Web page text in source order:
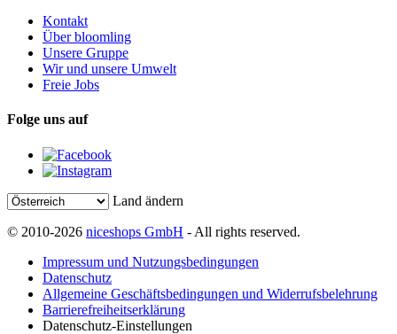
Kontakt
Über bloomling
Unsere Gruppe
Wir und unsere Umwelt
Freie Jobs
Folge uns auf
Land ändern
© 2010-2026 niceshops GmbH - All rights reserved.
Impressum und Nutzungsbedingungen
Datenschutz
Allgemeine Geschäftsbedingungen und Widerrufsbelehrung
Barrierefreiheitserklärung
Datenschutz-Einstellungen